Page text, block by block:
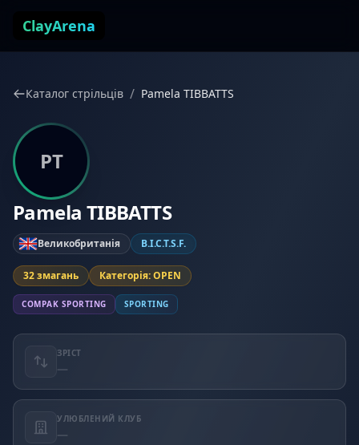
ClayArena
Каталог стрільців / Pamela TIBBATTS
PT
Pamela TIBBATTS
Великобританія B.I.C.T.S.F.
32 змагань Категорія: OPEN
COMPAK SPORTING SPORTING
ЗРІСТ
—
УЛЮБЛЕНИЙ КЛУБ
—